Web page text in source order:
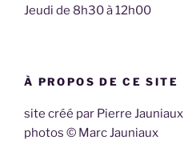
Jeudi de 8h30 à 12h00
À PROPOS DE CE SITE
site créé par Pierre Jauniaux
photos © Marc Jauniaux